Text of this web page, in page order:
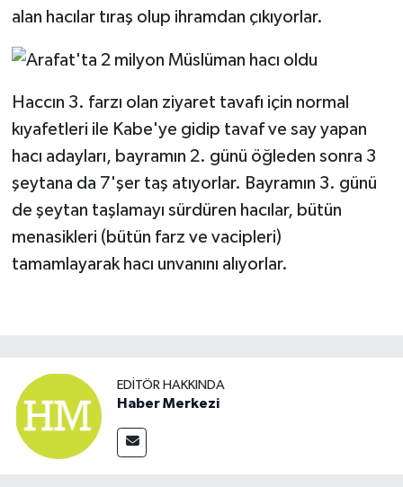
alan hacılar tıraş olup ihramdan çıkıyorlar.
Haccın 3. farzı olan ziyaret tavafı için normal
kıyafetleri ile Kabe'ye gidip tavaf ve say yapan
hacı adayları, bayramın 2. günü öğleden sonra 3
şeytana da 7'şer taş atıyorlar. Bayramın 3. günü
de şeytan taşlamayı sürdüren hacılar, bütün
menasikleri (bütün farz ve vacipleri)
tamamlayarak hacı unvanını alıyorlar.
EDITÖR HAKKINDA
Haber Merkezi